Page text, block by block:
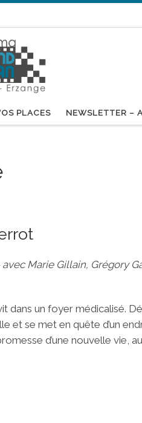
PLACES NEWSLETTER –
Marie Gillain, Grégory
dans un foyer médicalisé.
et se met en quête d’un
d’une nouvelle vie,